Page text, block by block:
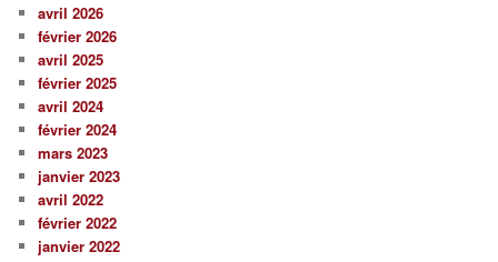
avril 2026
février 2026
avril 2025
février 2025
avril 2024
février 2024
mars 2023
janvier 2023
avril 2022
février 2022
janvier 2022